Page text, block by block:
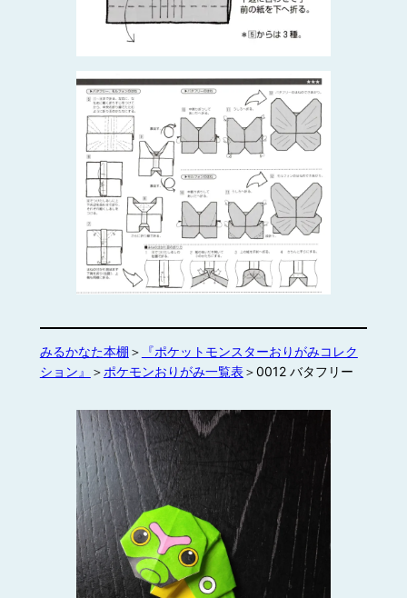
みるかなた本棚 ＞
『ポケットモンスターおりがみコレク
ション』
＞ ポケモンおりがみ一覧表 ＞0012 バタフリー